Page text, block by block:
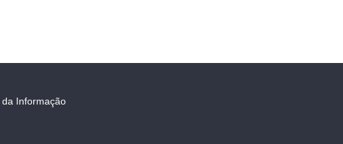
Informação